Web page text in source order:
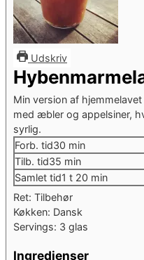
Udskriv
Min version af
med æbler og appelsiner,
syrlig.
Forb. tid30 minutter
min
Tilb. tid35 minutter
min
Samlet tid1 time
t 20 minutter
min
Ret: Tilbehør
Køkken: Dansk
Servings: 3 glas
Ingredienser